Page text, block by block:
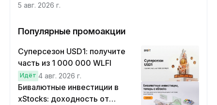
5 авг. 2026 г.
Популярные промоакции
Суперсезон USD1: получите
часть из 1 000 000 WLFI
Идёт 4 авг. 2026 г.
Бивалютные инвестиции в
xStocks: доходность от